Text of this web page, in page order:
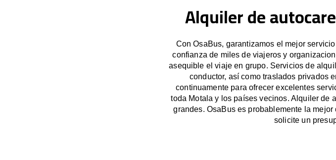
Alquiler de
Con OsaBus, garantizamos el mejor
confianza de miles de viajeros y
asequible el viaje en grupo. Servicios de
conductor, así como traslados privados
continuamente para ofrecer excelentes
toda Motala y los países vecinos. Alquiler de
grandes. OsaBus es probablemente la
solicite un